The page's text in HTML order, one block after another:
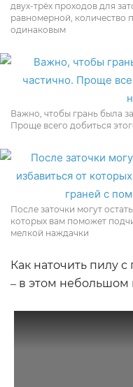
двух-трёх проходов для
равномерной, количество
одинаковым
Важно, чтобы грань была
Проще всего добиться
После заточки могут
которых вам поможет
мелкой наждачки
Как наточить пилу
‒ в этом небольшом